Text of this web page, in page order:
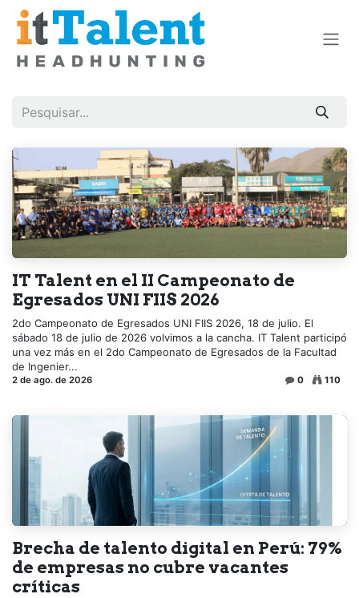
Pular para o conteúdo
IT Talent en el II Campeonato de
Egresados UNI FIIS 2026
2do Campeonato de Egresados UNI FIIS 2026, 18 de julio. El
sábado 18 de julio de 2026 volvimos a la cancha. IT Talent participó
una vez más en el 2do Campeonato de Egresados de la Facultad
de Ingenier...
2 de ago. de 2026 0 110
Brecha de talento digital en Perú: 79%
de empresas no cubre vacantes
críticas